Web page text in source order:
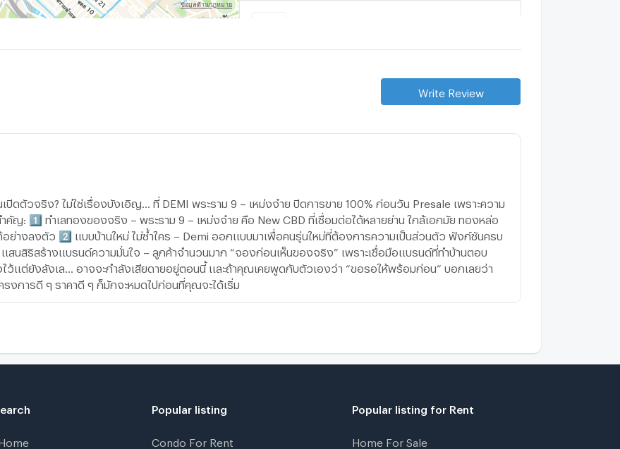
Nakhon Phan Townhouse 3.3 km.
Town In Town Ramkhamhaeng 2.4 km.
Write Review
ปิดตัวจริง? ไม่ใช่เรื่องบังเอิญ… ที่ DEMI พระราม 9 – เหม่งจ๋าย ปิดการขาย 100% ก่อนวัน Presale เพราะความ
ญ: 1️⃣ ทำเลทองของจริง – พระราม 9 – เหม่งจ๋าย คือ New CBD ที่เชื่อมต่อได้หลายย่าน ใกล้เอกมัย ทองหล่อ
อย่างลงตัว 2️⃣ แบบบ้านใหม่ ไม่ซ้ำใคร – Demi ออกแบบมาเพื่อคนรุ่นใหม่ที่ต้องการความเป็นส่วนตัว ฟังก์ชันครบ
สนสิริสร้างแบรนด์ความมั่นใจ – ลูกค้าจำนวนมาก “จองก่อนเห็นของจริง” เพราะเชื่อมือแบรนด์ที่ทำบ้านตอบ
ว้แต่ยังลังเล… อาจจะกำลังเสียดายอยู่ตอนนี้ และถ้าคุณเคยพูดกับตัวเองว่า “ขอรอให้พร้อมก่อน” บอกเลยว่า
รงการดี ๆ ราคาดี ๆ ก็มักจะหมดไปก่อนที่คุณจะได้เริ่ม
Popular listing
Condo For Rent
Popular listing for Rent
Home For Sale